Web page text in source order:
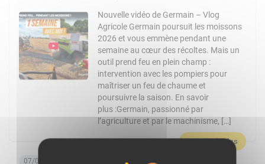
Nouvelle vidéo de Germain – Vlog
Agricole Germain poursuit les moissons
2026 et vous emmène pendant une
semaine au cœur des récoltes. Mais un
outil prend feu en plein champ :
intervention avec les pompiers pour
maîtriser un feu de chaume et
poursuivre la saison. En savoir
plus :Germain, passionné par
l’agriculture et par le machinisme, […]
En savoir plus
07/08/2026, 06:00